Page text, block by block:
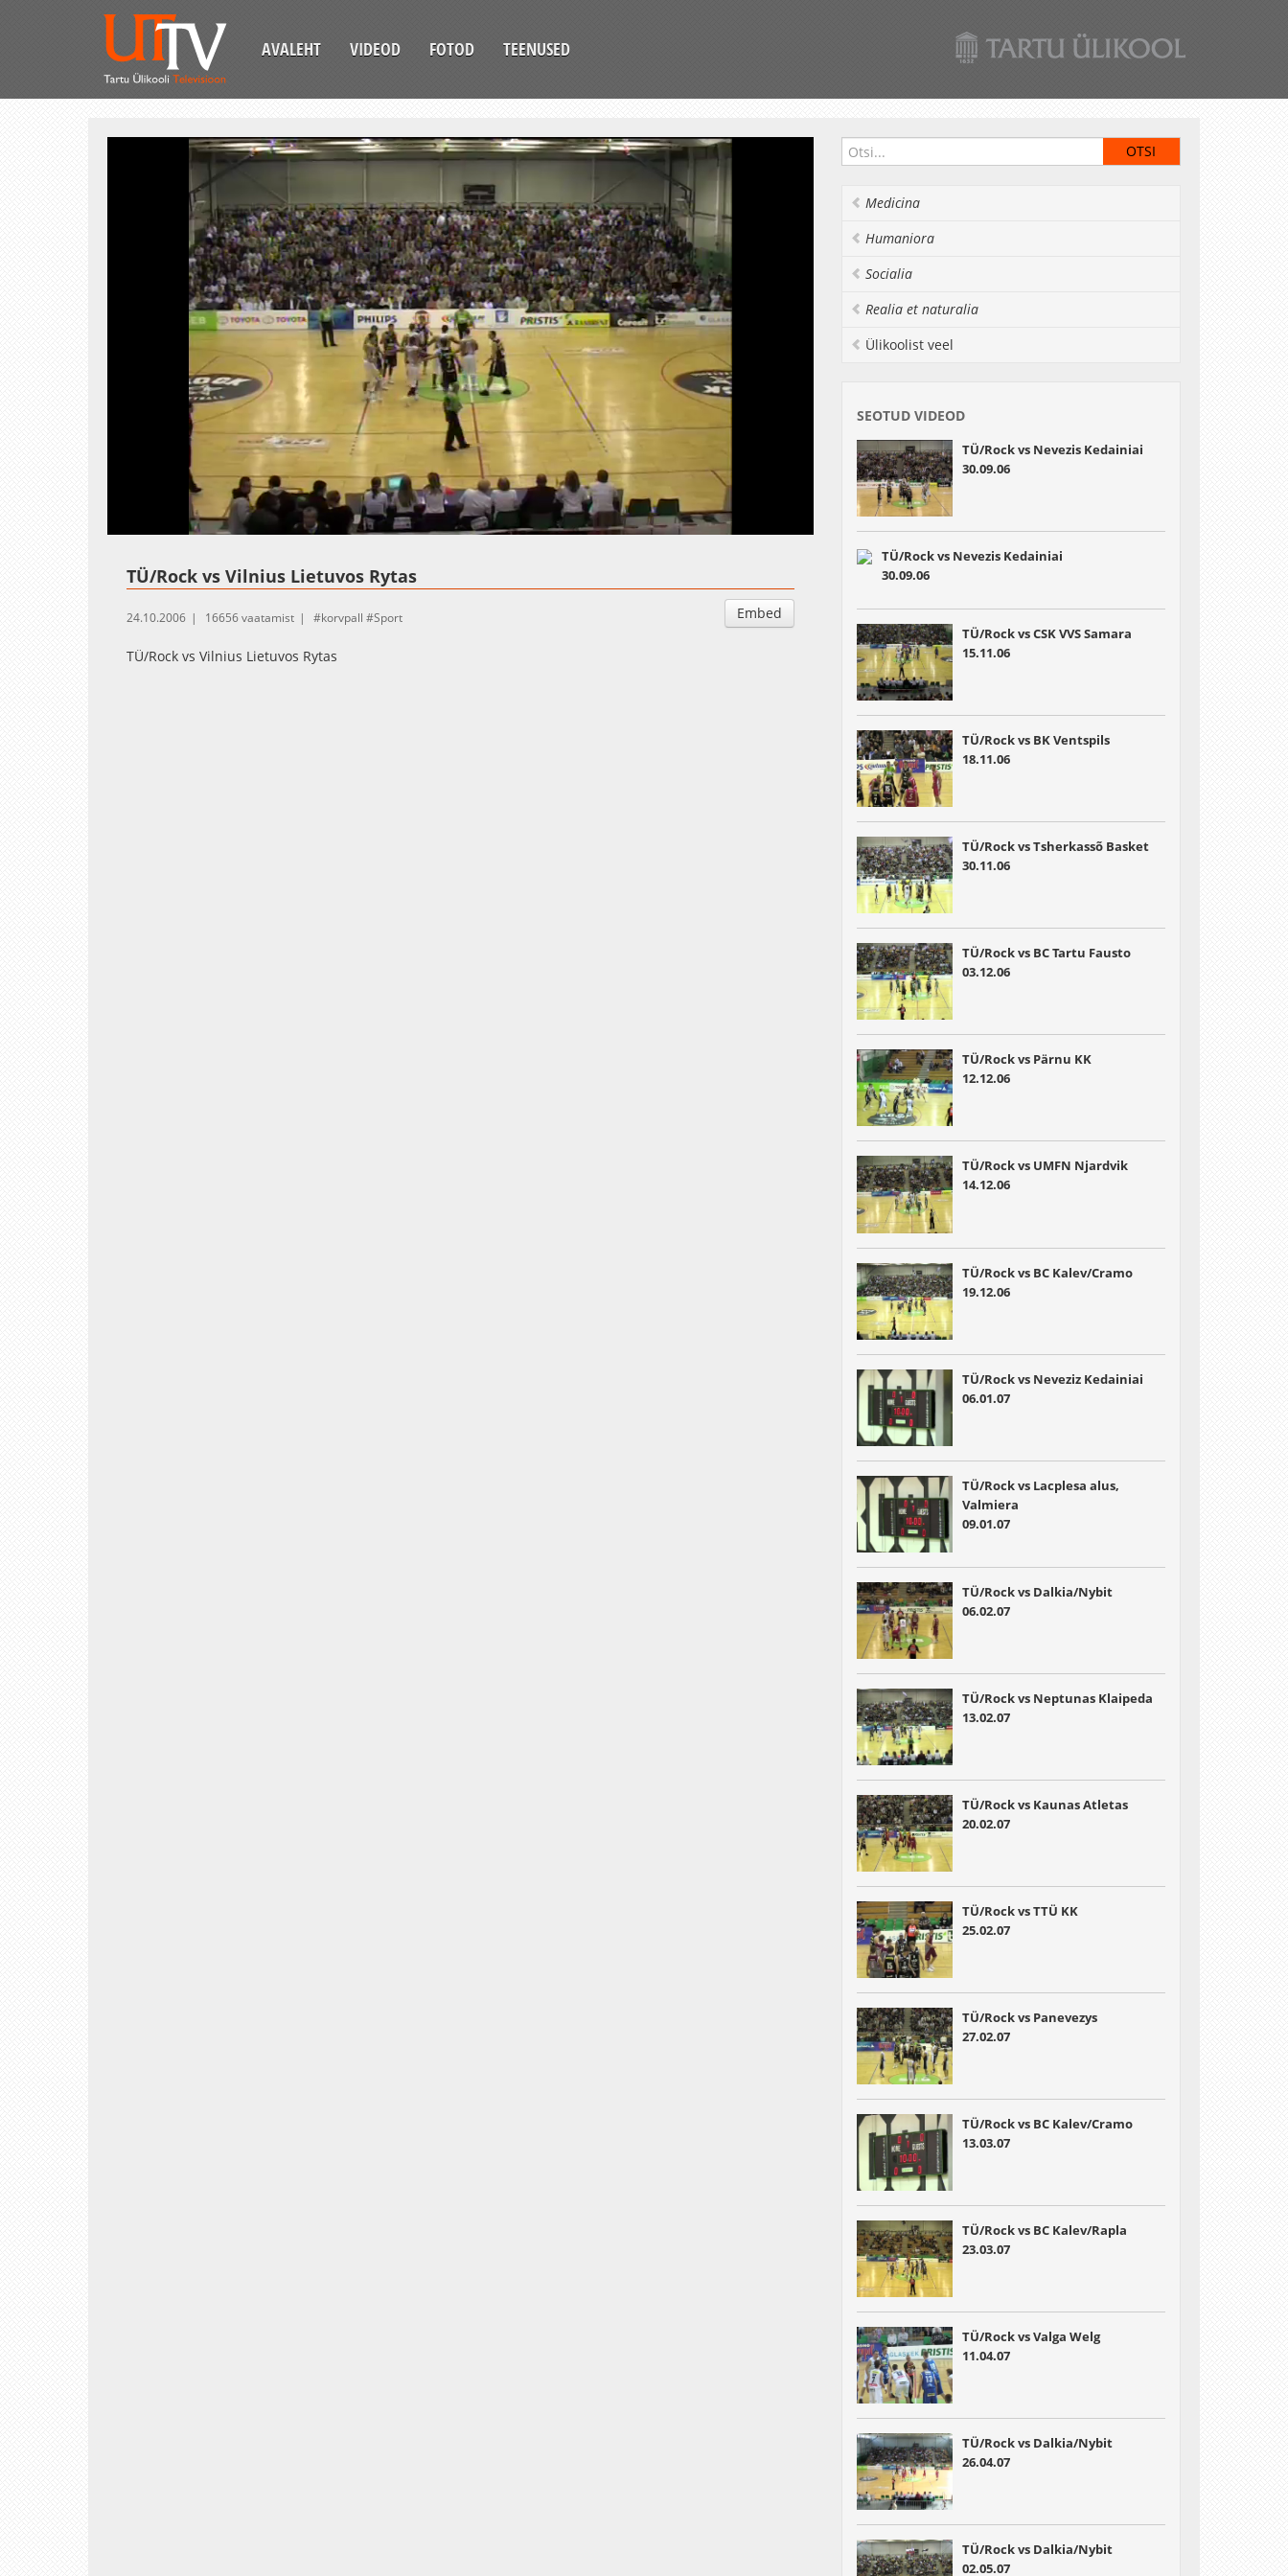
AVALEHT VIDEOD FOTOD TEENUSED
UnmuteLoaded
0.31%
Esituskiirused
Auto
TÜ/Rock vs Vilnius Lietuvos Rytas
Embed
24.10.2006 16656 vaatamist korvpall Sport
TÜ/Rock vs Vilnius Lietuvos Rytas
Medicina
Humaniora
Socialia
Realia et naturalia
Ülikoolist veel
SEOTUD VIDEOD
TÜ/Rock vs Nevezis Kedainiai
30.09.06
TÜ/Rock vs Nevezis Kedainiai
30.09.06
TÜ/Rock vs CSK VVS Samara
15.11.06
TÜ/Rock vs BK Ventspils
18.11.06
TÜ/Rock vs Tsherkassõ Basket
30.11.06
TÜ/Rock vs BC Tartu Fausto
03.12.06
TÜ/Rock vs Pärnu KK
12.12.06
TÜ/Rock vs UMFN Njardvik
14.12.06
TÜ/Rock vs BC Kalev/Cramo
19.12.06
TÜ/Rock vs Neveziz Kedainiai
06.01.07
TÜ/Rock vs Lacplesa alus,
Valmiera
09.01.07
TÜ/Rock vs Dalkia/Nybit
06.02.07
TÜ/Rock vs Neptunas Klaipeda
13.02.07
TÜ/Rock vs Kaunas Atletas
20.02.07
TÜ/Rock vs TTÜ KK
25.02.07
TÜ/Rock vs Panevezys
27.02.07
TÜ/Rock vs BC Kalev/Cramo
13.03.07
TÜ/Rock vs BC Kalev/Rapla
23.03.07
TÜ/Rock vs Valga Welg
11.04.07
TÜ/Rock vs Dalkia/Nybit
26.04.07
TÜ/Rock vs Dalkia/Nybit
02.05.07